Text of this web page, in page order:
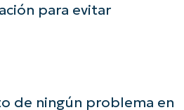
para evitar
de ningún problema en